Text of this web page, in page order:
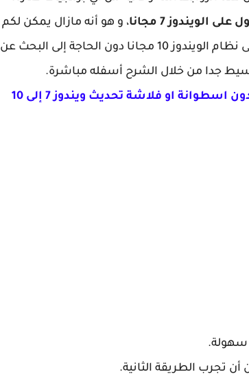
الويندوز 7 مجانا
، و هو أنه مازال يمكن لكم
الترقية من ويندوز 7 إلى ويندوز 10 مجانا وبالتالي الحصول على نظام الويندوز 10 مجانا دون الحاجة إلى البحث عن
جدا من خلال الشرح أسفله مباشرة.
ترقية نسخة ويندوز 7 الى نسخة ويندوز 10 بدون اسطوانة او فلاشة تحديث ويندوز 7 إلى 10
تجرب الطريقة الثانية.